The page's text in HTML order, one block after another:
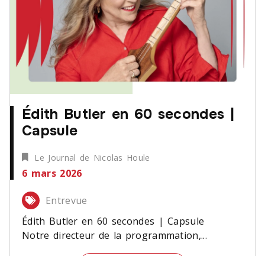
Édith Butler en 60 secondes |
Capsule
Le Journal de Nicolas Houle
6 mars 2026
Entrevue
Édith Butler en 60 secondes | Capsule
Notre directeur de la programmation,...